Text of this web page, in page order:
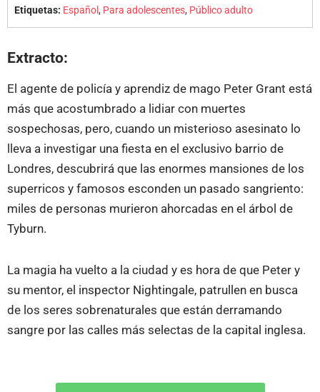
Etiquetas: Español, Para adolescentes, Público adulto
Extracto:
El agente de policía y aprendiz de mago Peter Grant está
más que acostumbrado a lidiar con muertes
sospechosas, pero, cuando un misterioso asesinato lo
lleva a investigar una fiesta en el exclusivo barrio de
Londres, descubrirá que las enormes mansiones de los
superricos y famosos esconden un pasado sangriento:
miles de personas murieron ahorcadas en el árbol de
Tyburn.
La magia ha vuelto a la ciudad y es hora de que Peter y
su mentor, el inspector Nightingale, patrullen en busca
de los seres sobrenaturales que están derramando
sangre por las calles más selectas de la capital inglesa.